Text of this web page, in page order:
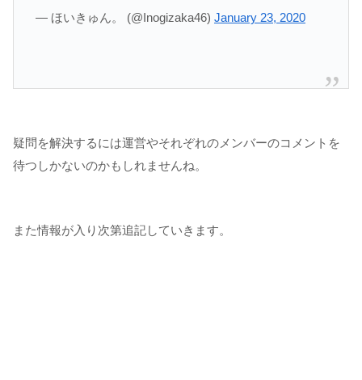
— ほいきゅん。 (@Inogizaka46) January 23, 2020
疑問を解決するには運営やそれぞれのメンバーのコメントを
待つしかないのかもしれませんね。
また情報が入り次第追記していきます。